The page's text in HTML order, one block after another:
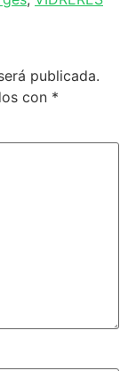
publicada.
con *